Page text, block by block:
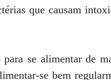
que causam
se alimentar de
se bem